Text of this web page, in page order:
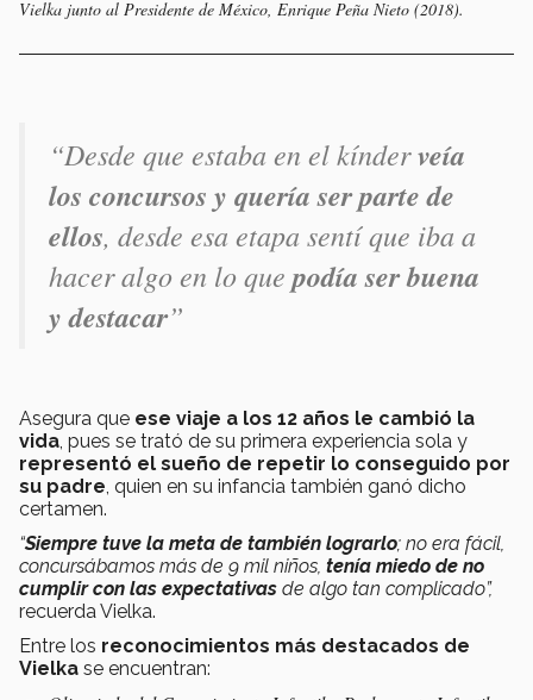
Vielka junto al Presidente de México, Enrique Peña Nieto (2018).
“Desde que estaba en el kínderveía
los concursos y quería ser parte de
ellos, desde esa etapa sentí que iba a
hacer algo en lo que podía ser buena
y destacar”
Asegura que ese viaje a los 12 años le cambió la
vida, pues se trató de su primera experiencia sola y
representó el sueño de repetir lo conseguido por
su padre, quien en su infancia también ganó dicho
certamen.
“Siempre tuve la meta de también lograrlo; no era fácil,
concursábamos más de 9 mil niños, tenía miedo de no
cumplir con las expectativas de algo tan complicado”,
recuerda Vielka.
Entre los reconocimientos más destacados de
Vielka se encuentran: